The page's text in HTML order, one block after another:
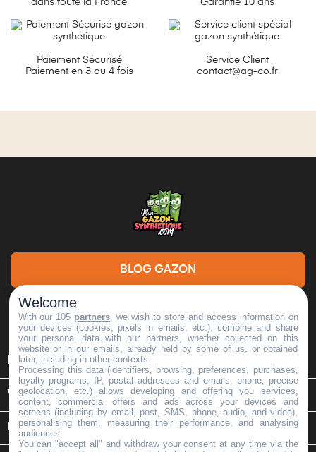
dans toute la France
Garantie 10 ans
Paiement Sécurisé
Paiement en 3 ou 4 fois
Service Client
contact@ag-co.fr
BLOG GAZON
DEMANDE DE DEVIS
INFORMATIONS
VOTRE COMPTE 
INFORMATIONS SUR LE MAGASIN keyboard_arrow_down
Welcome
With our 105 partners , we wish to store and access information on
your devices (cookies, pixels in emails, etc.), combine and share
your personal data with our partners, whether collected on this
website or in our emails, already held by some of us, or obtained
later, including in other contexts.
Processing this data (identifiers, browsing, preferences, purchases,
loyalty programs, IP, postal addresses and emails, phone, precise
geolocation, etc.) allows developing and offering you services,
content, commercial offers and ads across your devices and
screens (including by email, post, SMS, phone, audio, and video),
personalising them, measuring their performance, and analysing
audiences.
You can "accept all" and withdraw your consent at any time via the